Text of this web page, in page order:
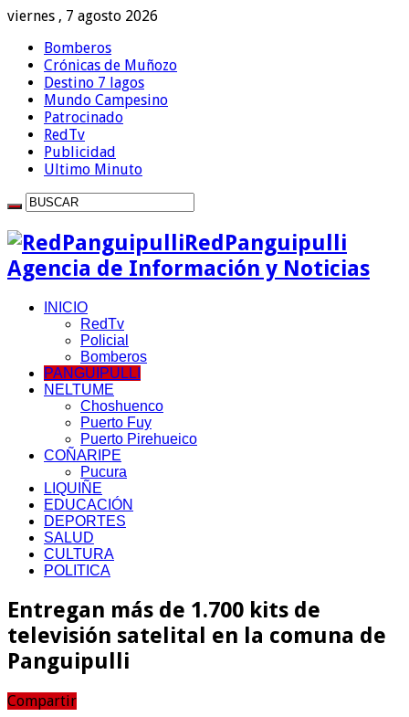
viernes , 7 agosto 2026
Bomberos
Crónicas de Muñozo
Destino 7 lagos
Mundo Campesino
Patrocinado
RedTv
Publicidad
Ultimo Minuto
RedPanguipulli
Agencia de Información y Noticias
INICIO
RedTv
Policial
Bomberos
PANGUIPULLI
NELTUME
Choshuenco
Puerto Fuy
Puerto Pirehueico
COÑARIPE
Pucura
LIQUIÑE
EDUCACIÓN
DEPORTES
SALUD
CULTURA
POLITICA
Entregan más de 1.700 kits de
televisión satelital en la comuna de
Panguipulli
Compartir